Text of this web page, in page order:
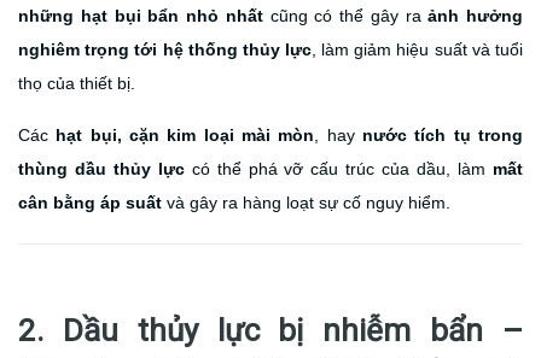
những hạt bụi bẩn nhỏ nhấtcũng có thể gây raảnh hưởng
nghiêm trọng tới hệ thống thủy lực, làm giảm hiệu suất và tuổi
thọ của thiết bị.
Các hạt bụi, cặn kim loại mài mòn, hay nước tích tụ trong
thùng dầu thủy lựccó thể phá vỡ cấu trúc của dầu, làm mất
cân bằng áp suất và gây ra hàng loạt sự cố nguy hiểm.
2. Dầu thủy lực bị nhiễm bẩn –